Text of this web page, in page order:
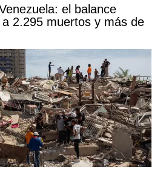
el balance
2.295 muertos y más de